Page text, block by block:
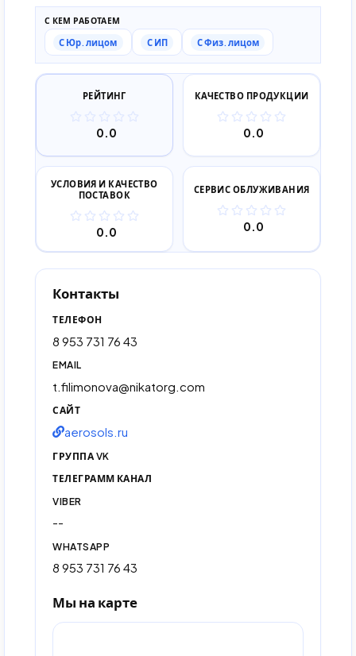
С КЕМ РАБОТАЕМ
С Юр. лицом С ИП С Физ. лицом
РЕЙТИНГ
0.0
КАЧЕСТВО ПРОДУКЦИИ
0.0
УСЛОВИЯ И КАЧЕСТВО
ПОСТАВОК
0.0
СЕРВИС ОБЛУЖИВАНИЯ
0.0
Контакты
ТЕЛЕФОН
8 953 731 76 43
EMAIL
t.filimonova@nikatorg.com
САЙТ
aerosols.ru
ГРУППА VK
ТЕЛЕГРАММ КАНАЛ
VIBER
--
WHATSAPP
8 953 731 76 43
Мы на карте